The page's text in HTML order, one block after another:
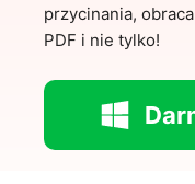
przycinania,
PDF i nie tylko!